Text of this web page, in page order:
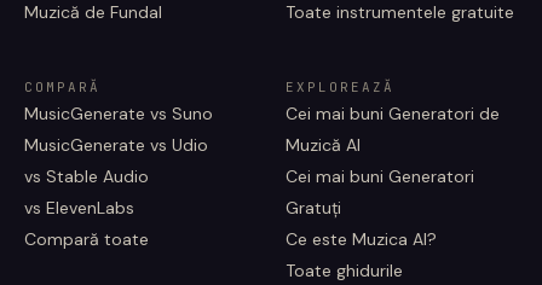
Muzică de Fundal
Toate instrumentele gratuite
COMPARĂ
MusicGenerate vs Suno
MusicGenerate vs Udio
vs Stable Audio
vs ElevenLabs
Compară toate
EXPLOREAZĂ
Cei mai buni Generatori de
Muzică AI
Cei mai buni Generatori
Gratuți
Ce este Muzica AI?
Toate ghidurile